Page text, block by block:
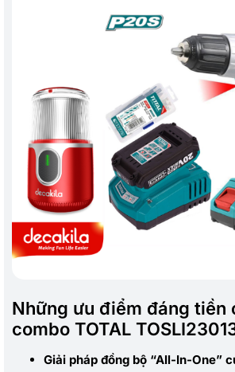
Những ưu điểm đáng tiền
combo TOTAL
Giải pháp đồng bộ “All-In-One”